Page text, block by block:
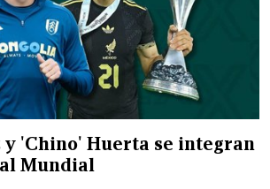
y 'Chino' Huerta se integran
Mundial